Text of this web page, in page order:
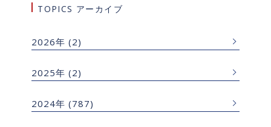
TOPICS アーカイブ
2026年 (2)
2025年 (2)
2024年 (787)